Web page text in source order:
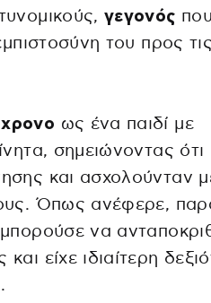
γεγονός
του προς
ως ένα παιδί με
σημειώνοντας ότι
και ασχολούνταν
Όπως ανέφερε,
να
είχε ιδιαίτερη